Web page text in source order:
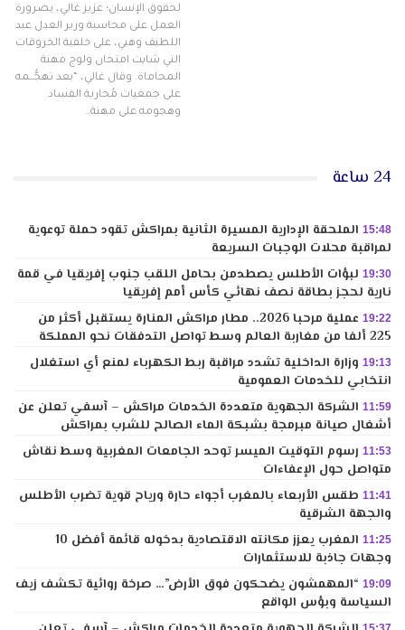
لحقوق الإنسان؛ عزيز غالي، بضرورة
العمل على محاسبة وزير العدل عبد
اللطيف وهبي، على خلفية الخروقات
التي شابت امتحان ولوج مهنة
المحاماة. وقال غالي، “بعد تهجُّــمه
على جمعيات مُحاربة الفساد
وهجومه على مهنة…
24 ساعة
15:48 الملحقة الإدارية المسيرة الثانية بمراكش تقود حملة توعوية
لمراقبة محلات الوجبات السريعة
19:30 لبؤات الأطلس يصطدمن بحامل اللقب جنوب إفريقيا في قمة
نارية لحجز بطاقة نصف نهائي كأس أمم إفريقيا
19:22
عملية مرحبا 2026.. مطار مراكش المنارة يستقبل أكثر من
225 ألفا من مغاربة العالم وسط تواصل التدفقات نحو المملكة
19:13 وزارة الداخلية تشدد مراقبة ربط الكهرباء لمنع أي استغلال
انتخابي للخدمات العمومية
11:59 الشركة الجهوية متعددة الخدمات مراكش – آسفي تعلن عن
أشغال صيانة مبرمجة بشبكة الماء الصالح للشرب بمراكش
11:53 رسوم التوقيت الميسر توحد الجامعات المغربية وسط نقاش
متواصل حول الإعفاءات
11:41 طقس الأربعاء بالمغرب أجواء حارة ورياح قوية تضرب الأطلس
والجهة الشرقية
11:25
المغرب يعزز مكانته الاقتصادية بدخوله قائمة أفضل 10
وجهات جاذبة للاستثمارات
19:09 “المهمشون يضحكون فوق الأرض”… صرخة روائية تكشف زيف
السياسة وبؤس الواقع